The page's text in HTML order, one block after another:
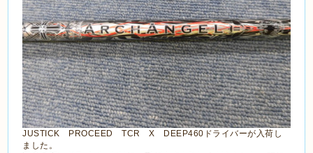
JUSTICK PROCEED TCR X DEEP460ドライバーが入荷し
ました。